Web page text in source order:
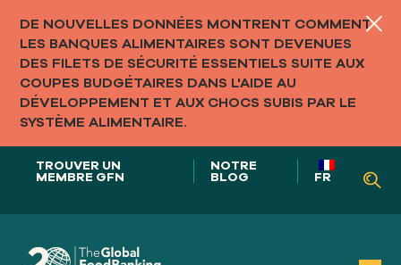
DE NOUVELLES DONNÉES MONTRENT COMMENT
LES BANQUES ALIMENTAIRES SONT DEVENUES
DES FILETS DE SÉCURITÉ ESSENTIELS SUITE AUX
COUPES BUDGÉTAIRES DANS L'AIDE AU
DÉVELOPPEMENT ET AUX CHOCS SUBIS PAR LE
SYSTÈME ALIMENTAIRE.
TROUVER UN
MEMBRE GFN
NOTRE
BLOG FR